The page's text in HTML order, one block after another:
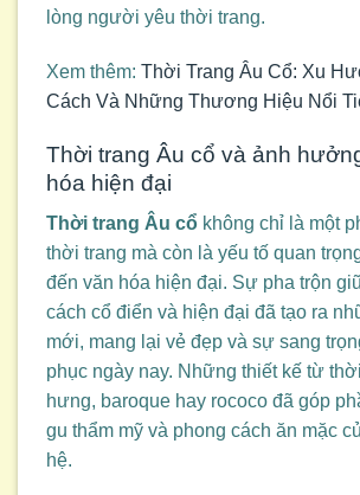
lòng người yêu thời trang.
Xem thêm: Thời Trang Âu Cổ: Xu
Cách Và Những Thương Hiệu Nổi
Thời trang Âu cổ và ảnh
hóa hiện đại
Thời trang Âu cổ không chỉ là một
thời trang mà còn là yếu tố quan
đến văn hóa hiện đại. Sự pha trộn
cách cổ điển và hiện đại đã tạo ra
mới, mang lại vẻ đẹp và sự sang
phục ngày nay. Những thiết kế từ
hưng, baroque hay rococo đã góp
gu thẩm mỹ và phong cách ăn mặc
hệ.